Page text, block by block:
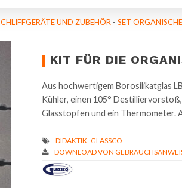
UND ZUBEHÖR - SET
KIT FÜR DIE
Aus hochwertigem Borosilikatglas
Kühler, einen 105°
Glasstopfen und ein Thermometer.
DOWNLOAD VON